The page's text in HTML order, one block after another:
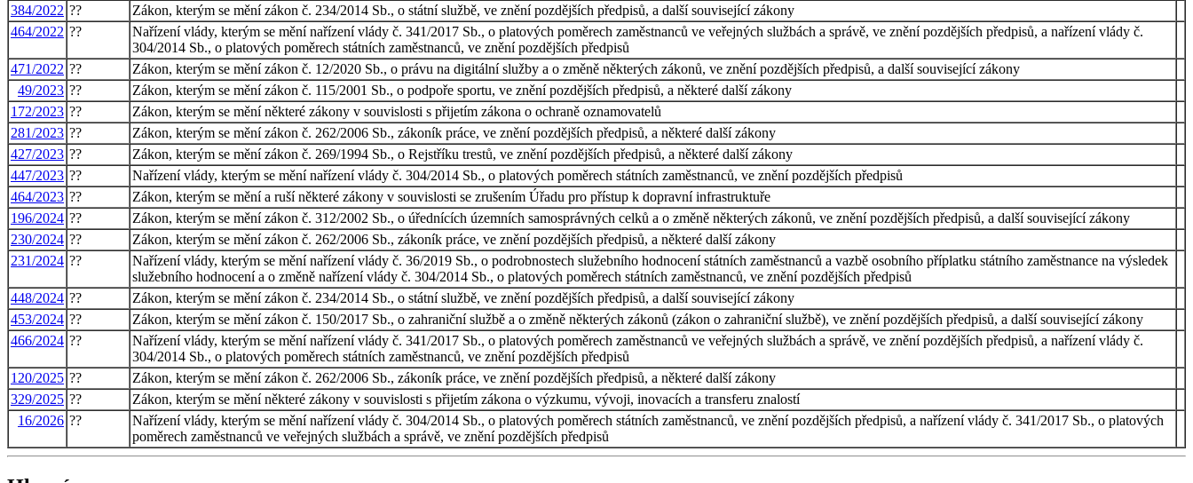
384/2022 ??
Zákon, kterým se mění zákon č. 234/2014 Sb., o státní službě, ve znění pozdějších předpisů, a další související zákony
464/2022 ??
Nařízení vlády, kterým se mění nařízení vlády č. 341/2017 Sb., o platových poměrech zaměstnanců ve veřejných službách a správě, ve znění pozdějších předpisů, a nařízení vlády č.
304/2014 Sb., o platových poměrech státních zaměstnanců, ve znění pozdějších předpisů
471/2022 ??
Zákon, kterým se mění zákon č. 12/2020 Sb., o právu na digitální služby a o změně některých zákonů, ve znění pozdějších předpisů, a další související zákony
49/2023 ??
Zákon, kterým se mění zákon č. 115/2001 Sb., o podpoře sportu, ve znění pozdějších předpisů, a některé další zákony
172/2023 ??
Zákon, kterým se mění některé zákony v souvislosti s přijetím zákona o ochraně oznamovatelů
281/2023 ??
Zákon, kterým se mění zákon č. 262/2006 Sb., zákoník práce, ve znění pozdějších předpisů, a některé další zákony
427/2023 ??
Zákon, kterým se mění zákon č. 269/1994 Sb., o Rejstříku trestů, ve znění pozdějších předpisů, a některé další zákony
447/2023 ??
Nařízení vlády, kterým se mění nařízení vlády č. 304/2014 Sb., o platových poměrech státních zaměstnanců, ve znění pozdějších předpisů
464/2023 ??
Zákon, kterým se mění a ruší některé zákony v souvislosti se zrušením Úřadu pro přístup k dopravní infrastruktuře
196/2024 ??
Zákon, kterým se mění zákon č. 312/2002 Sb., o úřednících územních samosprávných celků a o změně některých zákonů, ve znění pozdějších předpisů, a další související zákony
230/2024 ??
Zákon, kterým se mění zákon č. 262/2006 Sb., zákoník práce, ve znění pozdějších předpisů, a některé další zákony
231/2024 ??
Nařízení vlády, kterým se mění nařízení vlády č. 36/2019 Sb., o podrobnostech služebního hodnocení státních zaměstnanců a vazbě osobního příplatku státního zaměstnance na výsledek
služebního hodnocení a o změně nařízení vlády č. 304/2014 Sb., o platových poměrech státních zaměstnanců, ve znění pozdějších předpisů
448/2024 ??
Zákon, kterým se mění zákon č. 234/2014 Sb., o státní službě, ve znění pozdějších předpisů, a další související zákony
453/2024 ??
Zákon, kterým se mění zákon č. 150/2017 Sb., o zahraniční službě a o změně některých zákonů (zákon o zahraniční službě), ve znění pozdějších předpisů, a další související zákony
466/2024 ??
Nařízení vlády, kterým se mění nařízení vlády č. 341/2017 Sb., o platových poměrech zaměstnanců ve veřejných službách a správě, ve znění pozdějších předpisů, a nařízení vlády č.
304/2014 Sb., o platových poměrech státních zaměstnanců, ve znění pozdějších předpisů
120/2025 ??
Zákon, kterým se mění zákon č. 262/2006 Sb., zákoník práce, ve znění pozdějších předpisů, a některé další zákony
329/2025 ??
Zákon, kterým se mění některé zákony v souvislosti s přijetím zákona o výzkumu, vývoji, inovacích a transferu znalostí
16/2026 ??
Nařízení vlády, kterým se mění nařízení vlády č. 304/2014 Sb., o platových poměrech státních zaměstnanců, ve znění pozdějších předpisů, a nařízení vlády č. 341/2017 Sb., o platových
poměrech zaměstnanců ve veřejných službách a správě, ve znění pozdějších předpisů